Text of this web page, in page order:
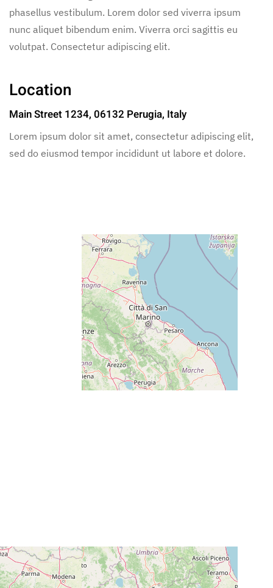
phasellus vestibulum. Lorem dolor sed viverra ipsum
nunc aliquet bibendum enim. Viverra orci sagittis eu
volutpat. Consectetur adipiscing elit.
Location
Main Street 1234, 06132 Perugia, Italy
Lorem ipsum dolor sit amet, consectetur adipiscing elit,
sed do eiusmod tempor incididunt ut labore et dolore.